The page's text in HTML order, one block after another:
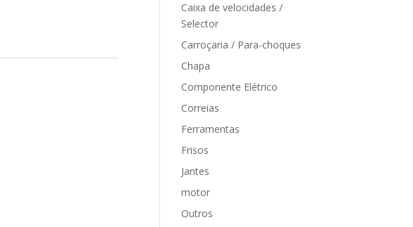
Caixa de velocidades /
Selector
Carroçaria / Para-choques
Chapa
Componente Elétrico
Correias
Ferramentas
Frisos
Jantes
motor
Outros